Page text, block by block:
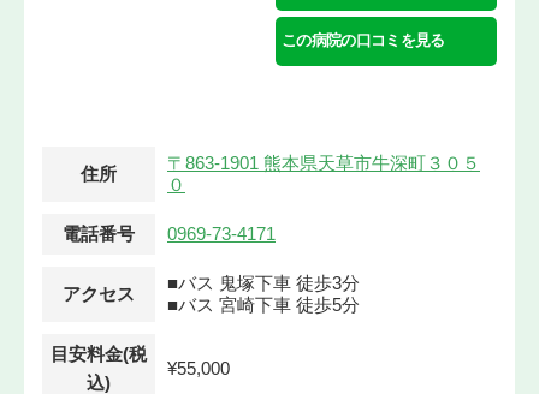
この病院の口コミを見る
住所
〒863-1901 熊本県天草市牛深町３０５
０
電話番号 0969-73-4171
アクセス
■バス 鬼塚下車 徒歩3分
■バス 宮崎下車 徒歩5分
目安料金(税
込)
¥55,000